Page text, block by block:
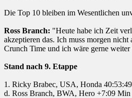
Die Top 10 bleiben im Wesentlichen
Ross Branch: "Heute habe ich Zeit
akzeptieren das. Ich muss morgen
Crunch Time und ich wäre gerne
Stand nach 9. Etappe
1. Ricky Brabec, USA, Honda
d. Ross Branch, BWA, Hero +7:09 Min